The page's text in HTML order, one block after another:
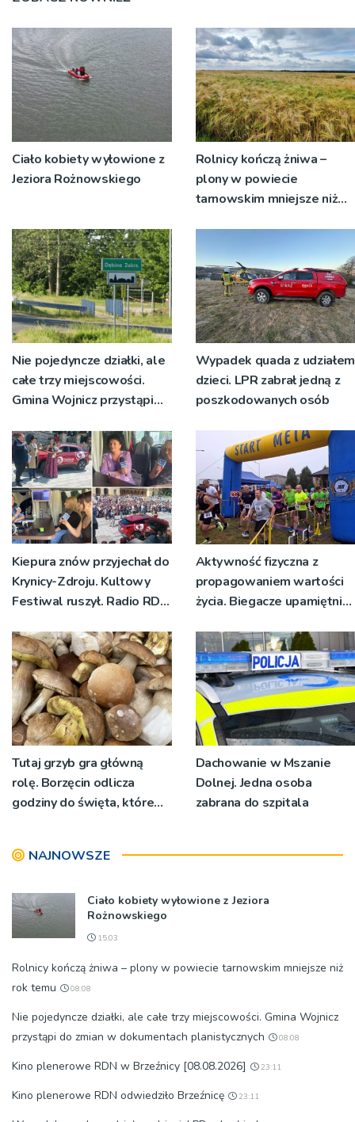
Ciało kobiety wyłowione z
Jeziora Rożnowskiego
Rolnicy kończą żniwa –
plony w powiecie
tarnowskim mniejsze niż
Nie pojedyncze działki, ale
całe trzy miejscowości.
Gmina Wojnicz przystąpi
planistycznych
Wypadek quada z udziałem
dzieci. LPR zabrał jedną z
poszkodowanych osób
Kiepura znów przyjechał do
Krynicy-Zdroju. Kultowy
Festiwal ruszył. Radio RDN
żywo [ZDJĘCIA]
Aktywność fizyczna z
propagowaniem wartości
życia. Biegacze upamiętnili
Tutaj grzyb gra główną
rolę. Borzęcin odlicza
godziny do święta, które
Dachowanie w Mszanie
Dolnej. Jedna osoba
zabrana do szpitala
NAJNOWSZE
Ciało kobiety wyłowione z Jeziora
Rożnowskiego
15:03
Rolnicy kończą żniwa – plony w powiecie tarnowskim mniejsze niż
rok temu
08:08
Nie pojedyncze działki, ale całe trzy miejscowości. Gmina Wojnicz
przystąpi do zmian w dokumentach planistycznych
08:08
Kino plenerowe RDN w Brzeźnicy [08.08.2026] 23:11
Kino plenerowe RDN odwiedziło Brzeźnicę 23:11